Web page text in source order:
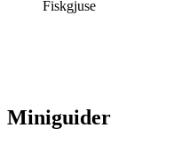
Fiskgjuse
Miniguider